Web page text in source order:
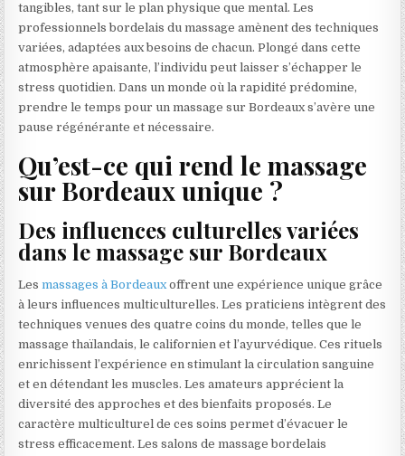
tangibles, tant sur le plan physique que mental. Les
professionnels bordelais du massage amènent des techniques
variées, adaptées aux besoins de chacun. Plongé dans cette
atmosphère apaisante, l’individu peut laisser s’échapper le
stress quotidien. Dans un monde où la rapidité prédomine,
prendre le temps pour un massage sur Bordeaux s’avère une
pause régénérante et nécessaire.
Qu’est-ce qui rend le massage
sur Bordeaux unique ?
Des influences culturelles variées
dans le massage sur Bordeaux
Lesmassages à Bordeauxoffrent une expérience unique grâce
à leurs influences multiculturelles. Les praticiens intègrent des
techniques venues des quatre coins du monde, telles que le
massage thaïlandais, le californien et l’ayurvédique. Ces rituels
enrichissent l’expérience en stimulant la circulation sanguine
et en détendant les muscles. Les amateurs apprécient la
diversité des approches et des bienfaits proposés. Le
caractère multiculturel de ces soins permet d’évacuer le
stress efficacement. Les salons de massage bordelais